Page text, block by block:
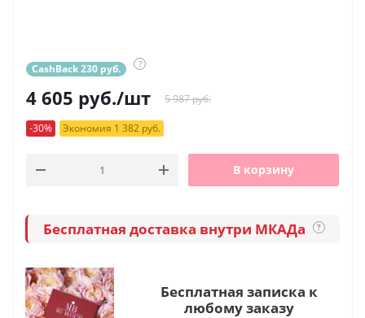
CashBack 230 руб. ?
4 605 руб./шт 5 987 руб.
-30% Экономия 1 382 руб.
В корзину
Бесплатная доставка внутри МКАДа ?
Бесплатная записка к
любому заказу